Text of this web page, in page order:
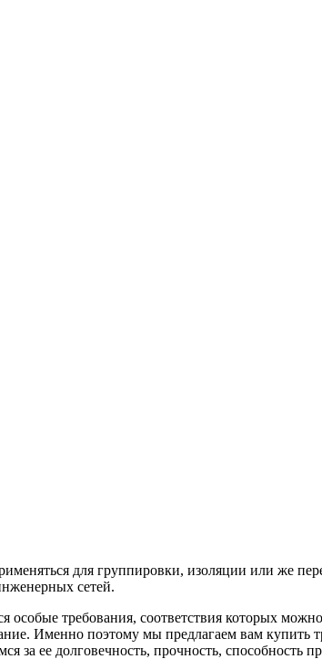
для группировки, изоляции или же
сетей.
требования, соответствия которых
Именно поэтому мы предлагаем вам купить
за ее долговечность, прочность, способность